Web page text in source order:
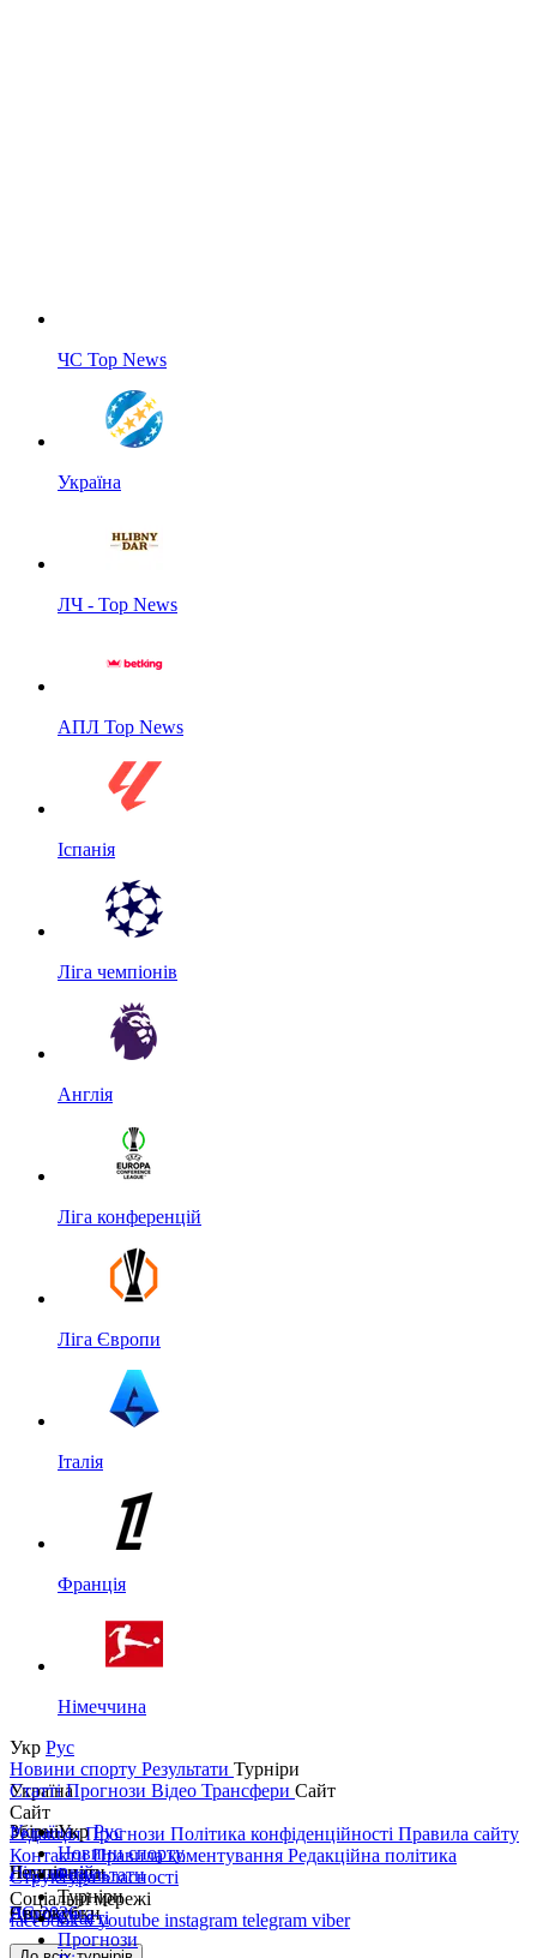
ЧС Top News
Україна
ЛЧ - Top News
АПЛ Top News
Іспанія
Ліга чемпіонів
Англія
Ліга конференцій
Ліга Європи
Італія
Франція
Німеччина
Укр Рус
Новини спорту Результати Турніри
Україна
Україна
Перша ліга
Друга ліга
Кубок України
Збірні
Ліга націй
ЧС 2026
Чемпіонати
Англія
Іспанія
Єврокубки
Ліга чемпіонів
СтаттіПрогнози Відео Трансфери Сайт
Сайт
РедакціяПрогнози Політика конфіденційності Правила сайту
КонтактиПравила коментування Редакційна політика
Структура власності
Соціальні мережі
facebookxyoutube instagram telegram viber
УкрРус
Новини спорту
Результати
Турніри
Статті
Прогнози